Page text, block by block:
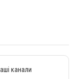
канали